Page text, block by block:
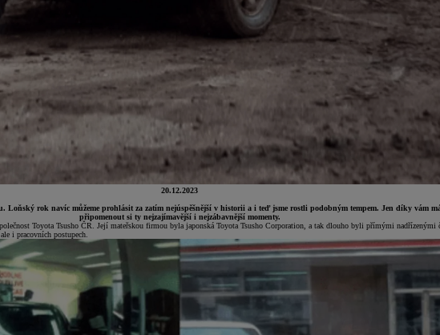
20.12.2023
rok navíc můžeme prohlásit za zatím nejúspěšnější v historii a i teď jsme rostli podobným tempem. Jen díky vám
připomenout si ty nejzajímavější i nejzábavnější momenty.
Toyota Tsusho ČR. Její mateřskou firmou byla japonská Toyota Tsusho Corporation, a tak dlouho byli přímými
i pracovních postupech.